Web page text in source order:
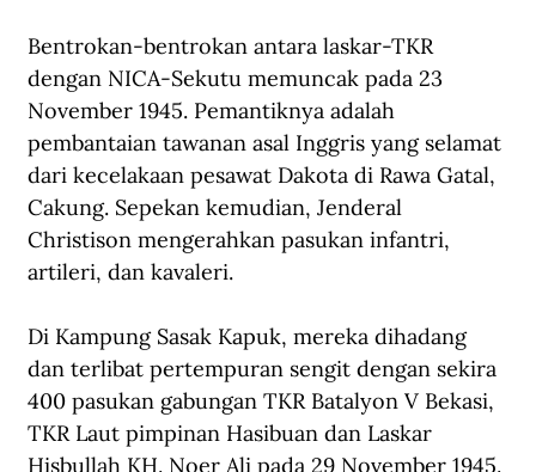
Bentrokan-bentrokan antara laskar-TKR
dengan NICA-Sekutu memuncak pada 23
November 1945. Pemantiknya adalah
pembantaian tawanan asal Inggris yang selamat
dari kecelakaan pesawat Dakota di Rawa Gatal,
Cakung. Sepekan kemudian, Jenderal
Christison mengerahkan pasukan infantri,
artileri, dan kavaleri.
Di Kampung Sasak Kapuk, mereka dihadang
dan terlibat pertempuran sengit dengan sekira
400 pasukan gabungan TKR Batalyon V Bekasi,
TKR Laut pimpinan Hasibuan dan Laskar
Hisbullah KH. Noer Ali pada 29 November 1945.